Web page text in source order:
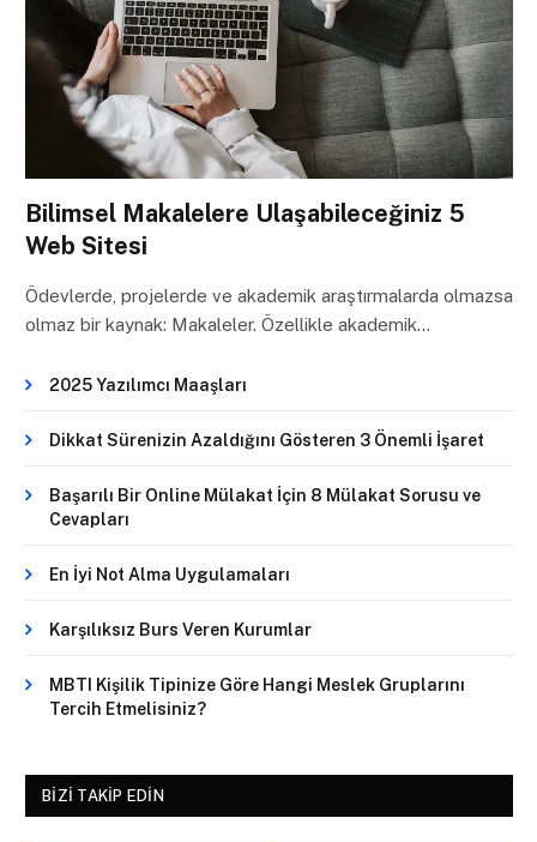
Bilimsel Makalelere Ulaşabileceğiniz 5
Web Sitesi
Ödevlerde, projelerde ve akademik araştırmalarda olmazsa
olmaz bir kaynak: Makaleler. Özellikle akademik…
2025 Yazılımcı Maaşları
Dikkat Sürenizin Azaldığını Gösteren 3 Önemli İşaret
Başarılı Bir Online Mülakat İçin 8 Mülakat Sorusu ve
Cevapları
En İyi Not Alma Uygulamaları
Karşılıksız Burs Veren Kurumlar
MBTI Kişilik Tipinize Göre Hangi Meslek Gruplarını
Tercih Etmelisiniz?
BIZI TAKIP EDIN